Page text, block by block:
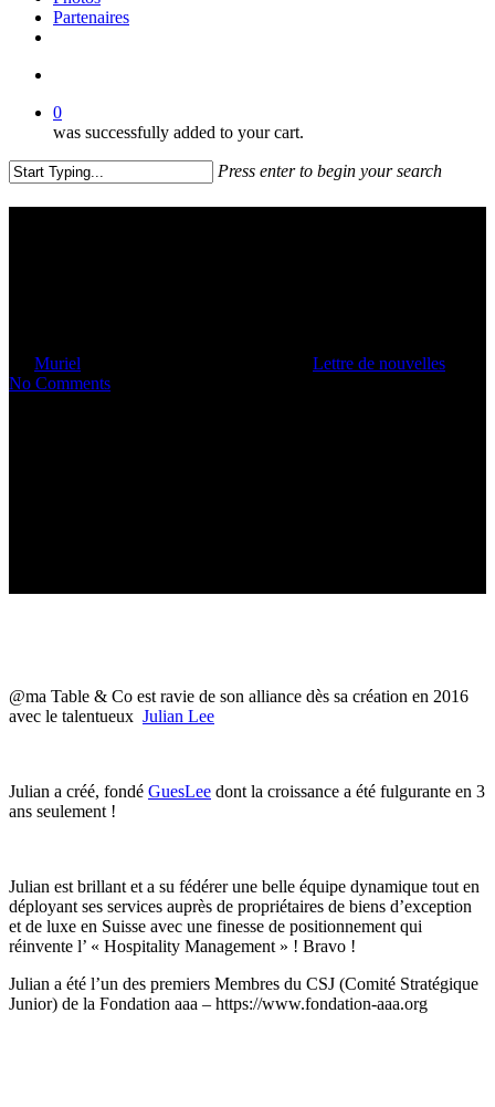
Partenaires
0
was successfully added to your cart.
Press enter to begin your search
Search
Muriel
Lettre de nouvelles
No Comments
@ma Table & Co est ravie de son alliance dès sa création en 2016
avec le talentueux Julian Lee
Julian a créé, fondé GuesLee dont la croissance a été fulgurante en 3
ans seulement !
Julian est brillant et a su fédérer une belle équipe dynamique tout en
déployant ses services auprès de propriétaires de biens d’exception
et de luxe en Suisse avec une finesse de positionnement qui
réinvente l’ « Hospitality Management » ! Bravo !
Julian a été l’un des premiers Membres du CSJ (Comité Stratégique
Junior) de la Fondation aaa – https://www.fondation-aaa.org